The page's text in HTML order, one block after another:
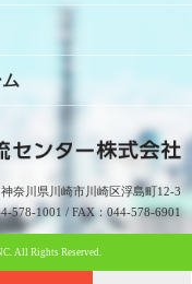
奈川県川崎市川崎区浮島町12-3
578-1001 / FAX：044-578-6901
All Rights Reserved.